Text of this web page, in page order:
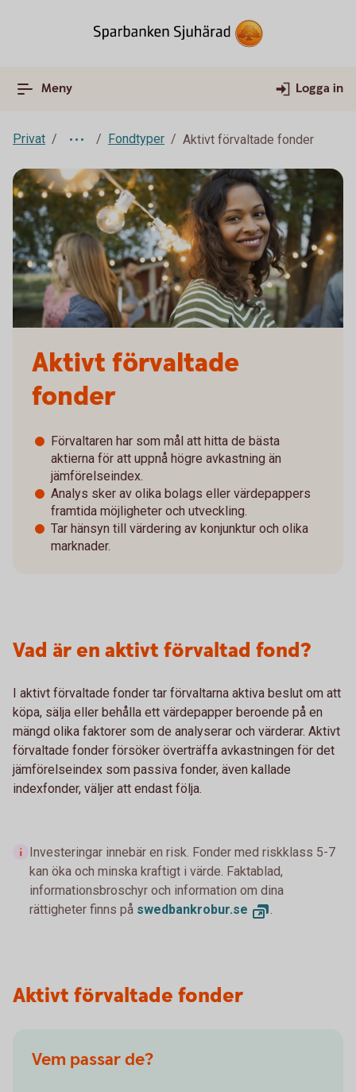
Meny Logga in
Privat Fondtyper Aktivt förvaltade fonder
Aktivt förvaltade
fonder
Förvaltaren har som mål att hitta de bästa
aktierna för att uppnå högre avkastning än
jämförelseindex.
Analys sker av olika bolags eller värdepappers
framtida möjligheter och utveckling.
Tar hänsyn till värdering av konjunktur och olika
marknader.
Vad är en aktivt förvaltad fond?
I aktivt förvaltade fonder tar förvaltarna aktiva beslut om att
köpa, sälja eller behålla ett värdepapper beroende på en
mängd olika faktorer som de analyserar och värderar. Aktivt
förvaltade fonder försöker överträffa avkastningen för det
jämförelseindex som passiva fonder, även kallade
indexfonder, väljer att endast följa.
Investeringar innebär en risk. Fonder med riskklass 5-7
kan öka och minska kraftigt i värde. Faktablad,
informationsbroschyr och information om dina
rättigheter finns på swedbankrobur.se .
Aktivt förvaltade fonder
Vem passar de?